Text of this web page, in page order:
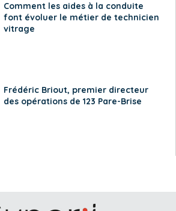
Comment les aides à la conduite
font évoluer le métier de technicien
vitrage
Frédéric Briout, premier directeur
des opérations de 123 Pare-Brise